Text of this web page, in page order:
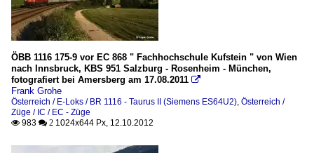
ÖBB 1116 175-9 vor EC 868 " Fachhochschule Kufstein " von Wien
nach Innsbruck, KBS 951 Salzburg - Rosenheim - München,
fotografiert bei Amersberg am 17.08.2011 
Frank Grohe
Österreich / E-Loks / BR 1116 - Taurus II (Siemens ES64U2) Österreich /
Züge / IC / EC - Züge
 983  2 1024x644 Px, 12.10.2012